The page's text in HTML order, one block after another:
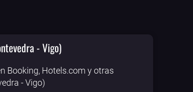
- Vigo)
Booking, Hotels.com y otras
- Vigo)